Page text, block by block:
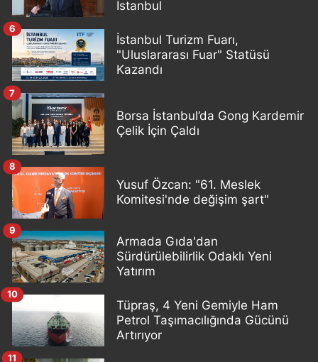
İstanbul
İstanbul Turizm Fuarı,
"Uluslararası Fuar" Statüsü
Kazandı
6
Borsa İstanbul’da Gong Kardemir
Çelik İçin Çaldı
7
Yusuf Özcan: "61. Meslek
Komitesi'nde değişim şart"
8
Armada Gıda'dan
Sürdürülebilirlik Odaklı Yeni
Yatırım
9
Tüpraş, 4 Yeni Gemiyle Ham
Petrol Taşımacılığında Gücünü
Artırıyor
10
11